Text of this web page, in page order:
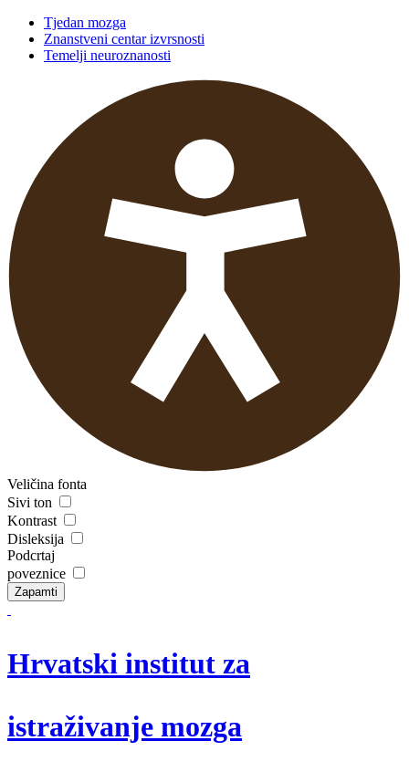
Tjedan mozga
Znanstveni centar izvrsnosti
Temelji neuroznanosti
Veličina fonta
Sivi ton
Kontrast
Disleksija
Podcrtaj
poveznice
Zapamti
Hrvatski institut za
istraživanje mozga